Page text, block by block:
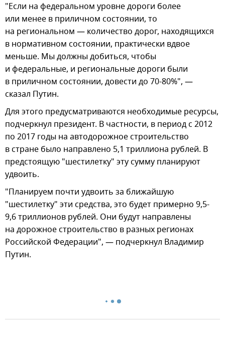
"Если на федеральном уровне дороги более
или менее в приличном состоянии, то
на региональном — количество дорог, находящихся
в нормативном состоянии, практически вдвое
меньше. Мы должны добиться, чтобы
и федеральные, и региональные дороги были
в приличном состоянии, довести до 70-80%", —
сказал Путин.
Для этого предусматриваются необходимые ресурсы,
подчеркнул президент. В частности, в период с 2012
по 2017 годы на автодорожное строительство
в стране было направлено 5,1 триллиона рублей. В
предстоящую "шестилетку" эту сумму планируют
удвоить.
"Планируем почти удвоить за ближайшую
"шестилетку" эти средства, это будет примерно 9,5-
9,6 триллионов рублей. Они будут направлены
на дорожное строительство в разных регионах
Российской Федерации", — подчеркнул Владимир
Путин.